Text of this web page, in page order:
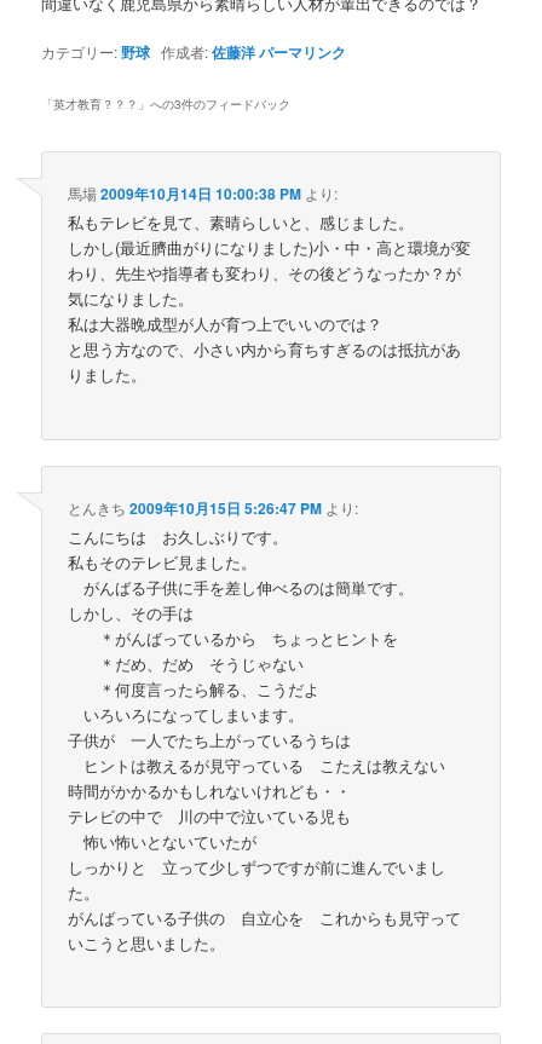
カテゴリー:野球 作成者:佐藤洋パーマリンク
「英才教育？？？ 」への3件のフィードバック
馬場2009年10月14日 10:00:38 PM より:
私もテレビを見て、素晴らしいと、感じました。
しかし(最近臍曲がりになりました)小・中・高と環境が変
わり、先生や指導者も変わり、その後どうなったか？が
気になりました。
私は大器晩成型が人が育つ上でいいのでは？
と思う方なので、小さい内から育ちすぎるのは抵抗があ
りました。
とんきち 2009年10月15日 5:26:47 PM より:
こんにちは お久しぶりです。
私もそのテレビ見ました。
がんばる子供に手を差し伸べるのは簡単です。
しかし、その手は
＊がんばっているから ちょっとヒントを
＊だめ、だめ そうじゃない
＊何度言ったら解る、こうだよ
いろいろになってしまいます。
子供が 一人でたち上がっているうちは
ヒントは教えるが見守っている こたえは教えない
時間がかかるかもしれないけれども・・
テレビの中で 川の中で泣いている児も
怖い怖いとないていたが
しっかりと 立って少しずつですが前に進んでいまし
た。
がんばっている子供の 自立心を これからも見守って
いこうと思いました。